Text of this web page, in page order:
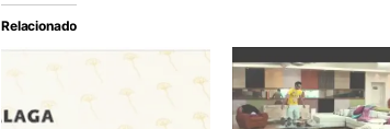
Relacionado